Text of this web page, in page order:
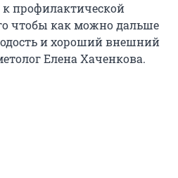
к профилактической
чтобы как можно дальше
и хороший внешний
Елена Хаченкова.